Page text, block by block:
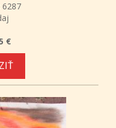
6287
€